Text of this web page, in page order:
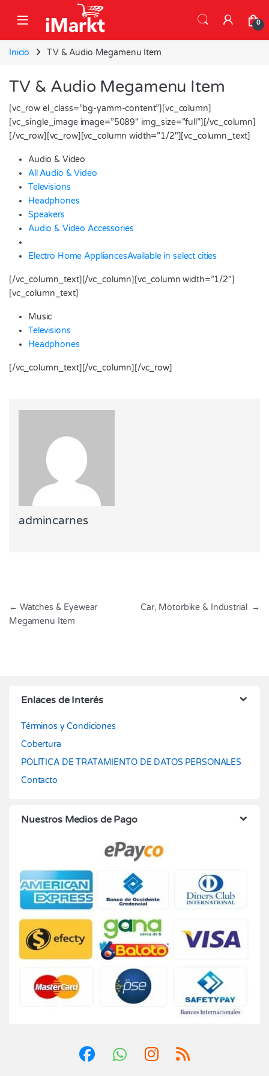
0
Inicio TV & Audio Megamenu Item
TV & Audio Megamenu Item
[vc_row el_class=”bg-yamm-content”][vc_column]
[vc_single_image image=”5089″ img_size=”full”][/vc_column]
[/vc_row][vc_row][vc_column width=”1/2″][vc_column_text]
Audio & Video
All Audio & Video
Televisions
Headphones
Speakers
Audio & Video Accessories
Electro Home AppliancesAvailable in select cities
[/vc_column_text][/vc_column][vc_column width=”1/2″]
[vc_column_text]
Music
Televisions
Headphones
[/vc_column_text][/vc_column][/vc_row]
admincarnes
Navegación de entradas
← Watches & Eyewear
Megamenu Item
Car, Motorbike & Industrial →
Enlaces de Interés
Términos y Condiciones
Cobertura
POLÍTICA DE TRATAMIENTO DE DATOS PERSONALES
Contacto
Nuestros Medios de Pago